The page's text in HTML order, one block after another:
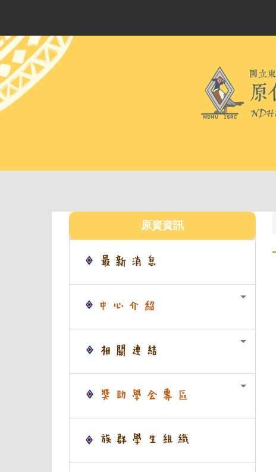
要
內
容
區
原資資訊